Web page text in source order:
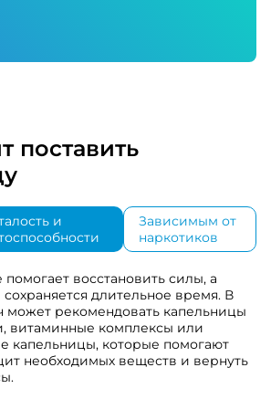
поставить
и
Зависимым от
наркотиков
восстановить силы, а
сохраняется длительное время. В
может рекомендовать капельницы
витаминные комплексы или
капельницы, которые помогают
необходимых веществ и вернуть